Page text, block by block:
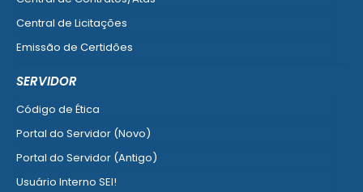
Central de Licitações
Emissão de Certidões
SERVIDOR
Código de Ética
Portal do Servidor (Novo)
Portal do Servidor (Antigo)
Usuário Interno SEI!